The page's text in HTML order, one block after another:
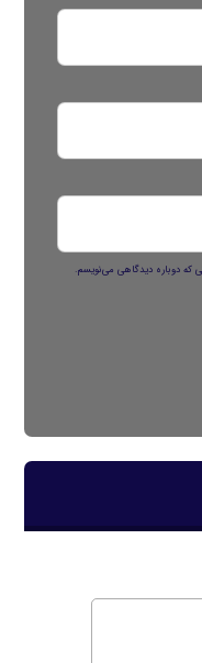
که دوباره دیدگاهی می‌نویسم.